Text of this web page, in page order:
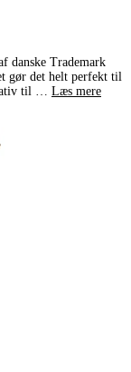
danske Trademark
gør det helt perfekt til
til … Læs mere